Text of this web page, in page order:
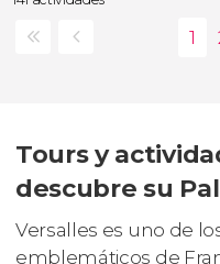
Tours y
descubre su
Versalles es uno de
emblemáticos de